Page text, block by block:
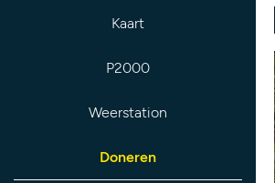
Kaart
P2000
Weerstation
Doneren